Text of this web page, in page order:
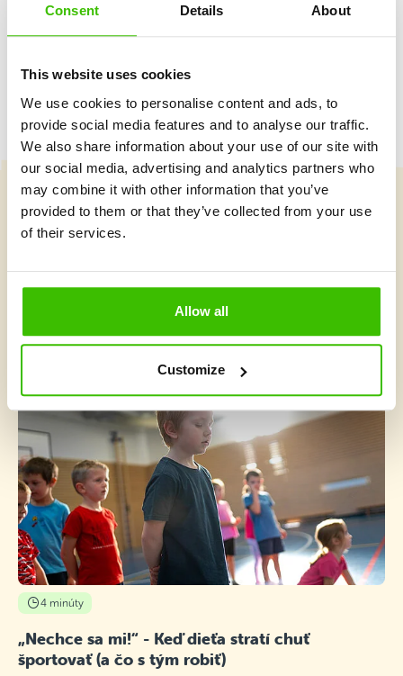
Consent Details About
This website uses cookies
We use cookies to personalise content and ads, to
provide social media features and to analyse our traffic.
We also share information about your use of our site with
our social media, advertising and analytics partners who
may combine it with other information that you’ve
provided to them or that they’ve collected from your use
of their services.
Allow all
Customize
Herný plán s motivačnými nálepkami
Vybrať kurz
Čo je v Gymnathlone nové?
4 minúty
„Nechce sa mi!“ - Keď dieťa stratí chuť
športovať (a čo s tým robiť)